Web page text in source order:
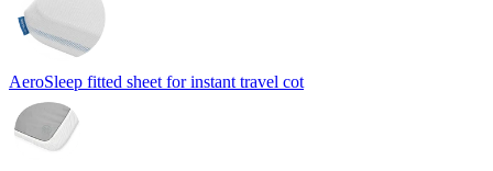
AeroSleep fitted sheet for instant travel cot